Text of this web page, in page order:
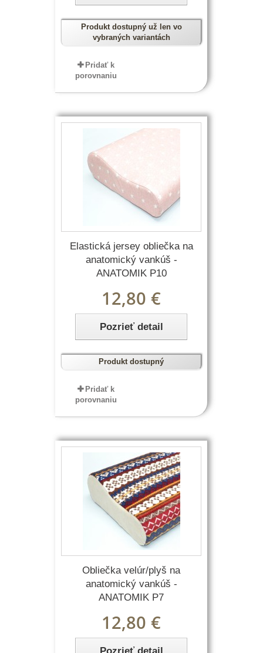
Produkt dostupný už len vo
vybraných variantách
Pridať k
porovnaniu
Elastická jersey obliečka na
anatomický vankúš -
ANATOMIK P10
12,80 €
Pozrieť detail
Produkt dostupný
Pridať k
porovnaniu
Obliečka velúr/plyš na
anatomický vankúš -
ANATOMIK P7
12,80 €